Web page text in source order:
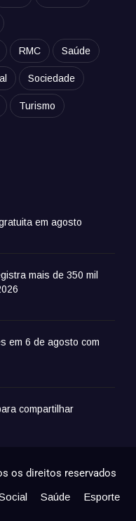
RMC Saúde
Sociedade
Turismo
em agosto
mais de 350 mil
em 6 de agosto com
compartilhar
os direitos reservados
Saúde
Esporte